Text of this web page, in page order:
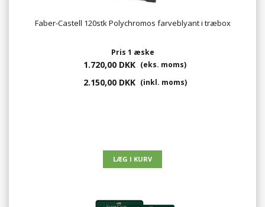
Faber-Castell 120stk Polychromos farveblyant i træbox
Pris 1 æske
1.720,00 DKK (eks. moms)
2.150,00 DKK (inkl. moms)